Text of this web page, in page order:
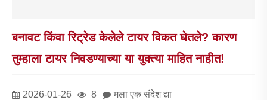
बनावट किंवा रिट्रेड केलेले टायर विकत घेतले? कारण
तुम्हाला टायर निवडण्याच्या या युक्त्या माहित नाहीत!
2026-01-26 8 मला एक संदेश द्या